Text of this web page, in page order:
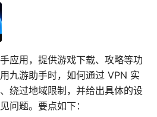
应用，提供游戏下载、攻略等功
九游助手时，如何通过 VPN 实
绕过地域限制，并给出具体的设
问题。要点如下：